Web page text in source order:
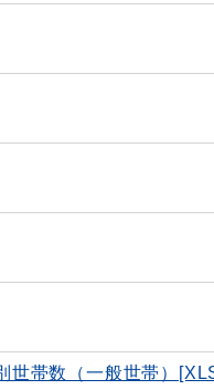
世帯数（一般世帯）